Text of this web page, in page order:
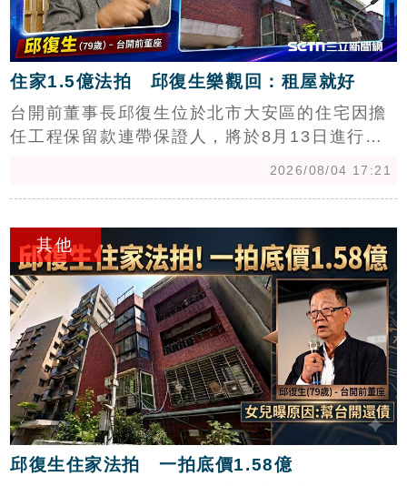
成長趨勢。
住家1.5億法拍 邱復生樂觀回：租屋就好
台開前董事長邱復生位於北市大安區的住宅因擔
任工程保留款連帶保證人，將於8月13日進行法
媒體，計畫打造不受政治立場干預、純粹追求言
論自由的媒體平台。邱復生指出，現今媒體環境
受藍綠白政治影響過大，他希望推動超越色彩的
聲音，重拾當年監製《悲情城市》時對言論自由
的堅持。儘管事業面臨挑戰，他仍維持運動習
慣，並強調與家人感情依舊，將專注於自媒體開
創新局。
2026/08/04 17:21
其他
邱復生住家法拍 一拍底價1.58億